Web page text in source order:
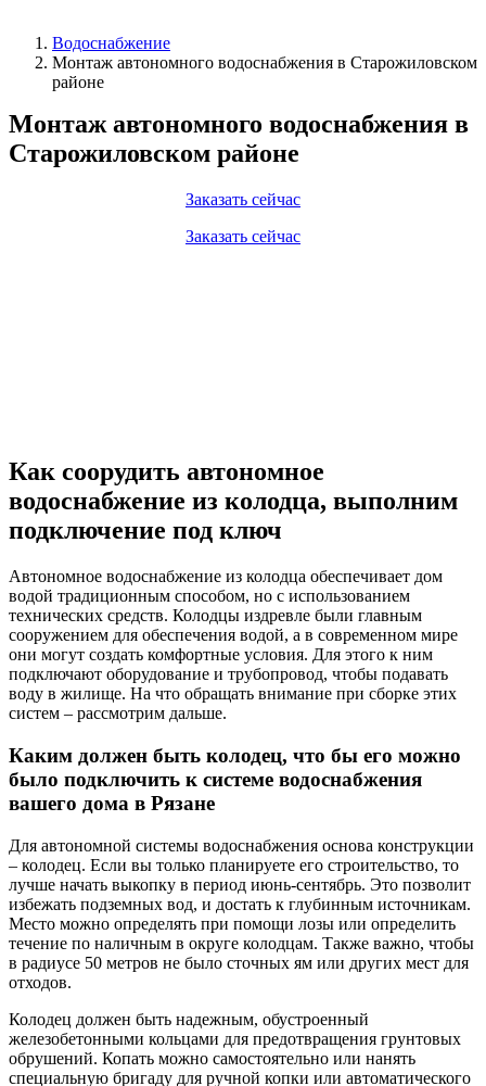
Водоснабжение
Монтаж автономного водоснабжения в Старожиловском
районе
Монтаж автономного водоснабжения в
Старожиловском районе
Заказать сейчас
Заказать сейчас
Как соорудить автономное
водоснабжение из колодца, выполним
подключение под ключ
Автономное водоснабжение из колодца обеспечивает дом
водой традиционным способом, но с использованием
технических средств. Колодцы издревле были главным
сооружением для обеспечения водой, а в современном мире
они могут создать комфортные условия. Для этого к ним
подключают оборудование и трубопровод, чтобы подавать
воду в жилище. На что обращать внимание при сборке этих
систем – рассмотрим дальше.
Каким должен быть колодец, что бы его можно
было подключить к системе водоснабжения
вашего дома в Рязане
Для автономной системы водоснабжения основа конструкции
– колодец. Если вы только планируете его строительство, то
лучше начать выкопку в период июнь-сентябрь. Это позволит
избежать подземных вод, и достать к глубинным источникам.
Место можно определять при помощи лозы или определить
течение по наличным в округе колодцам. Также важно, чтобы
в радиусе 50 метров не было сточных ям или других мест для
отходов.
Колодец должен быть надежным, обустроенный
железобетонными кольцами для предотвращения грунтовых
обрушений. Копать можно самостоятельно или нанять
специальную бригаду для ручной копки или автоматического